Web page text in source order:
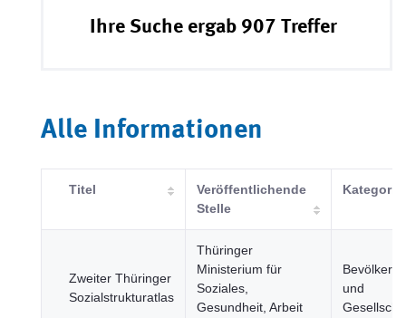
Ihre Suche ergab 907 Treffer
Alle Informationen
Titel
Veröffentlichende
Stelle
Kategorie
Zweiter Thüringer
Sozialstrukturatlas
Thüringer
Ministerium für
Soziales,
Gesundheit, Arbeit
und